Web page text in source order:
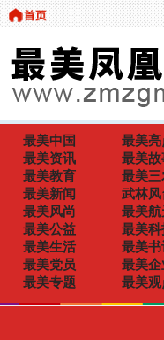
最美中国 最美亮
最美资讯
最美故
最美教育
最美三
最美新闻
武林风
最美风尚
最美航
最美公益
最美科
最美生活
最美书
最美党员
最美企
最美专题
最美观